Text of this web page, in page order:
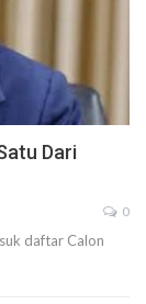
Dari
0
daftar Calon